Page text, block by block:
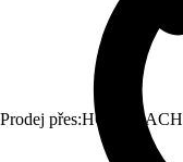
Prodej přes:HORNBACH